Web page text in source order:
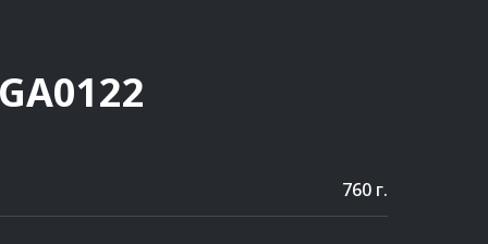
GA0122
760 г.